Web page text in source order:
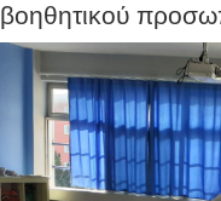
βοηθητικού